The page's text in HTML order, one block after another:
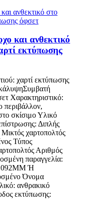
και ανθεκτικό
εκτύπωσης
χαρτί εκτύπωσης
Χαρακτηριστικό:
περιβάλλον,
σκίσιμο Υλικό
Διπλής
χαρτοπολτός
Τύπος
Αριθμός
παραγγελία:
Ή
Όνομα
ανθρακικό
εκτύπωσης: